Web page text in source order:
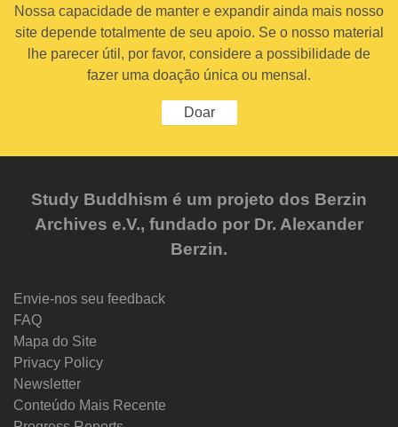
Nossa capacidade de manter e expandir ainda mais nosso
site depende totalmente de seu apoio. Se o nosso material
lhe parecer útil, por favor, considere a possibilidade de
fazer uma doação única ou mensal.
Doar
Study Buddhism é um projeto dos Berzin
Archives e.V., fundado por Dr. Alexander
Berzin.
Envie-nos seu feedback
FAQ
Mapa do Site
Privacy Policy
Newsletter
Conteúdo Mais Recente